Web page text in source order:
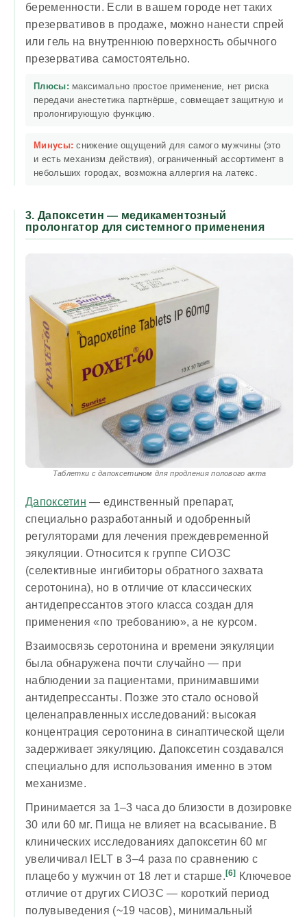
беременности. Если в вашем городе нет таких
презервативов в продаже, можно нанести спрей
или гель на внутреннюю поверхность обычного
презерватива самостоятельно.
Плюсы: максимально простое применение, нет риска
передачи анестетика партнёрше, совмещает защитную и
пролонгирующую функцию.
Минусы: снижение ощущений для самого мужчины (это
и есть механизм действия), ограниченный ассортимент в
небольших городах, возможна аллергия на латекс.
3. Дапоксетин — медикаментозный
пролонгатор для системного применения
Таблетки с дапоксетином для продления полового акта
Дапоксетин — единственный препарат,
специально разработанный и одобренный
регуляторами для лечения преждевременной
эякуляции. Относится к группе СИОЗС
(селективные ингибиторы обратного захвата
серотонина), но в отличие от классических
антидепрессантов этого класса создан для
применения «по требованию», а не курсом.
Взаимосвязь серотонина и времени эякуляции
была обнаружена почти случайно — при
наблюдении за пациентами, принимавшими
антидепрессанты. Позже это стало основой
целенаправленных исследований: высокая
концентрация серотонина в синаптической щели
задерживает эякуляцию. Дапоксетин создавался
специально для использования именно в этом
механизме.
Принимается за 1–3 часа до близости в дозировке
30 или 60 мг. Пища не влияет на всасывание. В
клинических исследованиях дапоксетин 60 мг
увеличивал IELT в 3–4 раза по сравнению с
плацебо у мужчин от 18 лет и старше.[6] Ключевое
отличие от других СИОЗС — короткий период
полувыведения (~19 часов), минимальный